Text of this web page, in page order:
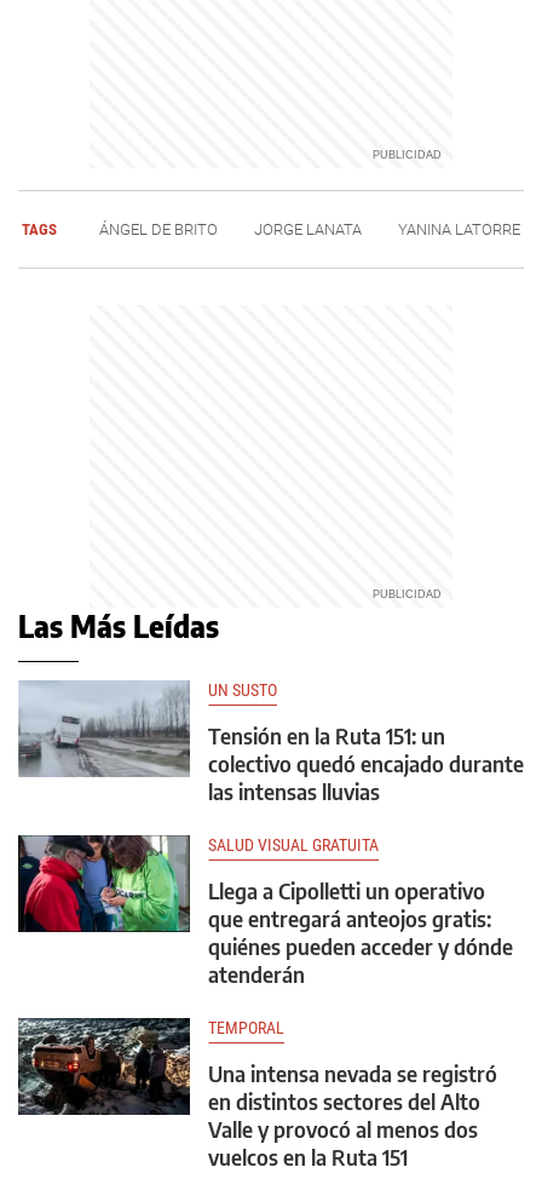
TAGS ÁNGEL DE BRITO JORGE LANATA YANINA LATORRE
Las Más Leídas
UN SUSTO
Tensión en la Ruta 151: un
colectivo quedó encajado durante
las intensas lluvias
SALUD VISUAL GRATUITA
Llega a Cipolletti un operativo
que entregará anteojos gratis:
quiénes pueden acceder y dónde
atenderán
TEMPORAL
Una intensa nevada se registró
en distintos sectores del Alto
Valle y provocó al menos dos
vuelcos en la Ruta 151